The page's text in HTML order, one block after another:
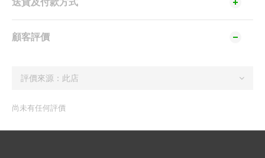
顧客評價
尚未有任何評價